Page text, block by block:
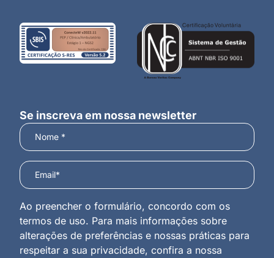
Se inscreva em nossa newsletter
Ao preencher o formulário, concordo com os
termos de uso. Para mais informações sobre
alterações de preferências e nossas práticas para
respeitar a sua privacidade, confira a nossa